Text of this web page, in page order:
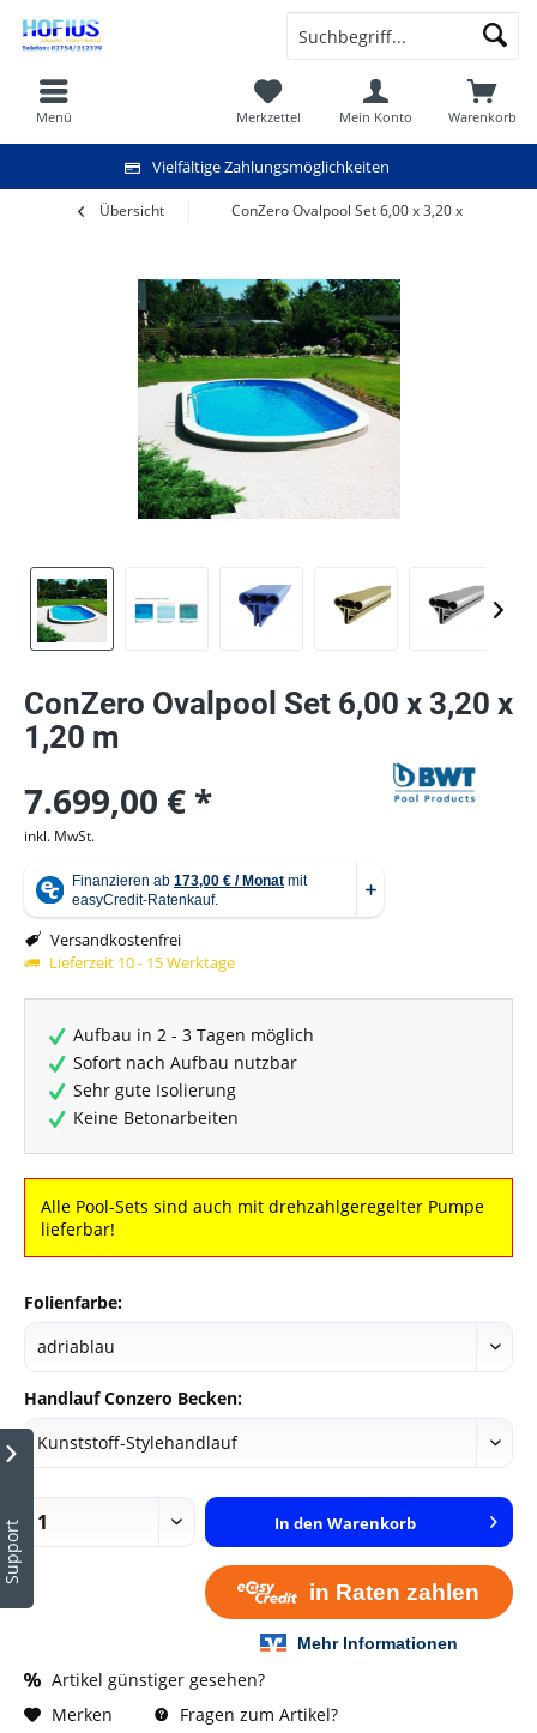
Support
Vielfältige Zahlungsmöglichkeiten
Warenkorb
Merkzettel Mein Konto
Menü
Übersicht ConZero Ovalpool Set 6,00 x 3,20 x 1,20 m
ConZero Ovalpool Set 6,00 x 3,20 x
1,20 m
7.699,00 € *
inkl. MwSt.
Versandkostenfrei
Lieferzeit 10 - 15 Werktage
Aufbau in 2 - 3 Tagen möglich
Sofort nach Aufbau nutzbar
Sehr gute Isolierung
Keine Betonarbeiten
Alle Pool-Sets sind auch mit drehzahlgeregelter Pumpe
lieferbar!
Folienfarbe:
Handlauf Conzero Becken:
In den Warenkorb
Artikel günstiger gesehen?
Merken
Fragen zum Artikel?